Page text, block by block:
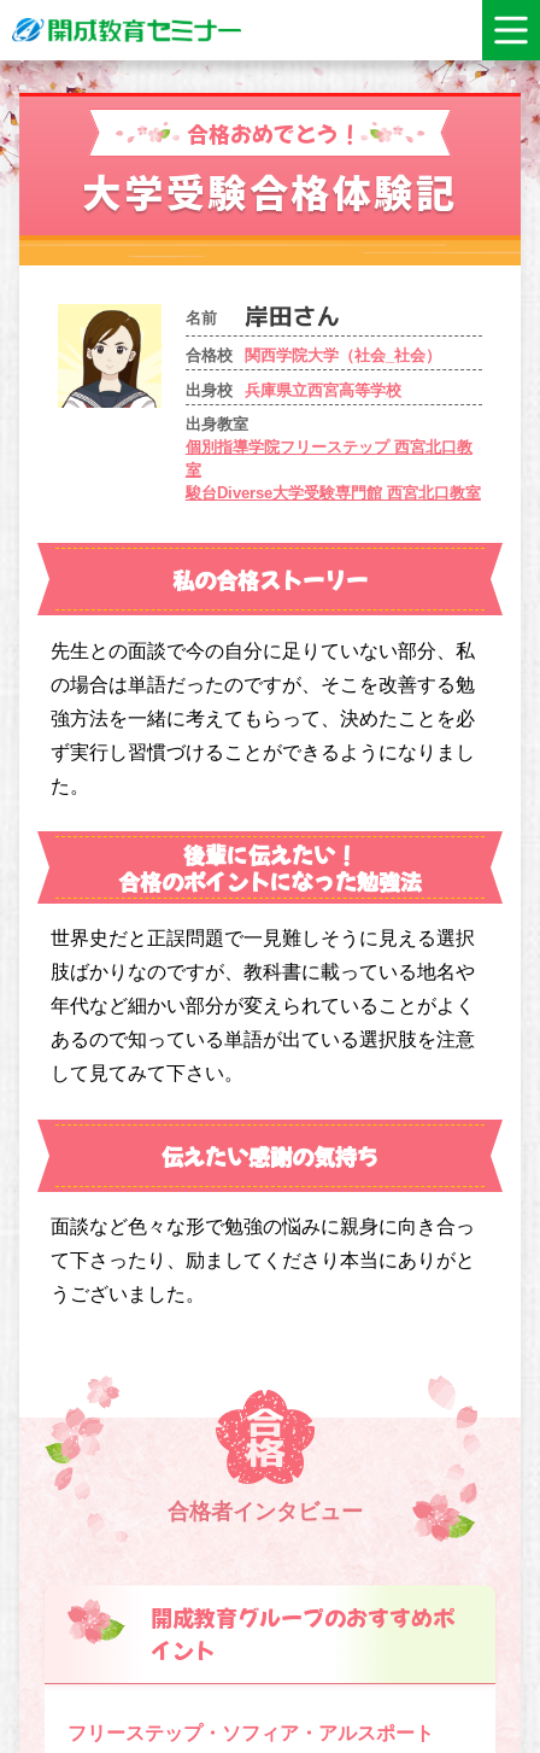
合格おめでとう！
大学受験合格体験記
名前
合格校
関西学院大学（社会_社会）
出身校
兵庫県立西宮高等学校
出身教室
個別指導学院フリーステップ 西宮北口教
室
駿台Diverse大学受験専門館 西宮北口教室
私の合格ストーリー
先生との面談で今の自分に足りていない部分、私
の場合は単語だったのですが、そこを改善する勉
強方法を一緒に考えてもらって、決めたことを必
ず実行し習慣づけることができるようになりまし
た。
後輩に伝えたい！
合格のポイントになった勉強法
世界史だと正誤問題で一見難しそうに見える選択
肢ばかりなのですが、教科書に載っている地名や
年代など細かい部分が変えられていることがよく
あるので知っている単語が出ている選択肢を注意
して見てみて下さい。
伝えたい感謝の気持ち
面談など色々な形で勉強の悩みに親身に向き合っ
て下さったり、励ましてくださり本当にありがと
うございました。
合格者インタビュー
開成教育グループのおすすめポ
イント
フリーステップ・ソフィア・アルスポート